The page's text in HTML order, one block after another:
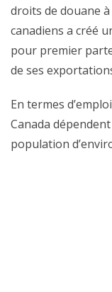
droits de douane à
canadiens a créé
pour premier
de ses
En termes
Canada
population